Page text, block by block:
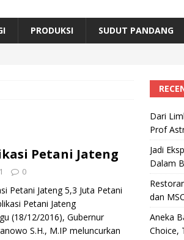
Rinanti dari Universitas Trisakti
PRODUKSI SUDUT PANDANG
Petani Jateng
0
Petani Jateng 5,3 Juta Petani
Petani Jateng
(18/12/2016), Gubernur
S.H., M.IP meluncurkan
Dari
Prof
Jadi
Dalam
dan
Aneka
Choice,